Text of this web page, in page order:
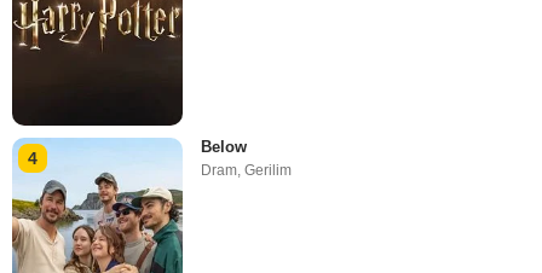
4
Below
Dram,Gerilim